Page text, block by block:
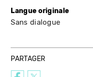
Langue originale
Sans dialogue
PARTAGER